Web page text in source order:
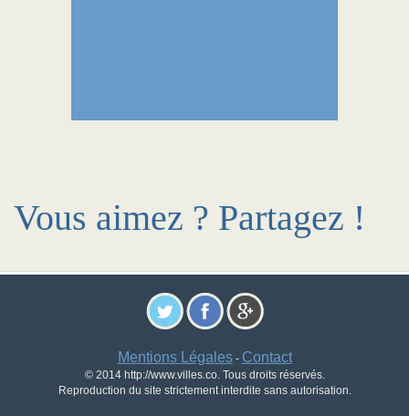
Vous aimez ? Partagez !
Mentions Légales- Contact
© 2014 http://www.villes.co. Tous droits réservés.
Reproduction du site strictement interdite sans autorisation.